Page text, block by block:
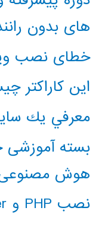
های بدون
خطای نصب
این کاراکتر
معرفي يك
بسته
هوش
نصب PHP و composer در ویندوز 10